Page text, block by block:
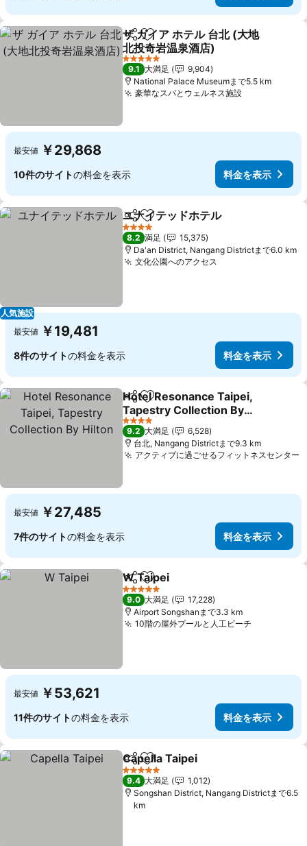
シェアお気に入りに追加
ザ ガイア ホテル 台北 (大地
北投奇岩温泉酒店)
料金を表示
5 ホテルのランク
9.1 大満足
9,904
National Palace Museumまで5.5 km
豪華なスパとウェルネス施設料金を表示
最安値 ￥29,868
10件のサイトの料金を表示 料金を表示
人気施設
シェアお気に入りに追加
ユナイテッドホテル
4 ホテルのランク
8.2 満足
15,375
Da'an District, Nangang Districtまで6.0 km
文化公園へのアクセス
最安値 ￥19,481
8件のサイトの料金を表示 料金を表示
シェアお気に入りに追加
Hotel Resonance Taipei,
Tapestry Collection By
Hilton
料金を表示
4 ホテルのランク
9.2 大満足
6,528
台北, Nangang Districtまで9.3 km
アクティブに過ごせるフィットネスセンター
最安値 ￥27,485
7件のサイトの料金を表示 料金を表示
シェアお気に入りに追加
W Taipei
5 ホテルのランク
9.0 大満足
17,228
Airport Songshanまで3.3 km
10階の屋外プールと人工ビーチ
最安値 ￥53,621
11件のサイトの料金を表示 料金を表示
シェアお気に入りに追加
Capella Taipei
5 ホテルのランク
9.4 大満足
1,012
Songshan District, Nangang Districtまで6.5
km